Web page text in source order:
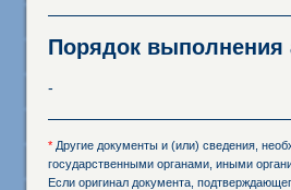
Порядок выполнения
-
* Другие документы и (или) сведения,
государственными органами, иными
Если оригинал документа,